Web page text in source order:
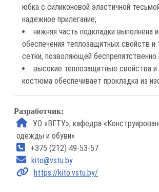
юбка с силиконовой эластичной
надежное прилегание;
нижняя часть подкладки выполнена
обеспечения теплозащитных свойств и
сетки, позволяющей
высокие теплозащитные свойства и
костюма обеспечивает прокладка из
Разработчик:
УО «ВГТУ», кафедра
одежды и обуви»
+375 (212) 49-53-57
kito@vstu.by
https://kito.vstu.by/